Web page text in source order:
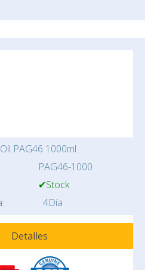
PAG46 1000ml
PAG46-1000
✔Stock
4Día
Detalles